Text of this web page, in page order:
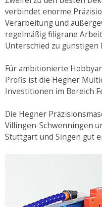
verbindet enorme
Verarbeitung und
regelmäßig filigrane
Unterschied zu günstigen
Für ambitionierte
Profis ist die Hegner
Investitionen im Bereich
Die Hegner
Villingen-Schwenningen
Stuttgart und Singen gut